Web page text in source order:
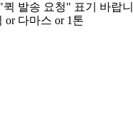
발송 요청" 표기 바랍
or 다마스 or 1톤